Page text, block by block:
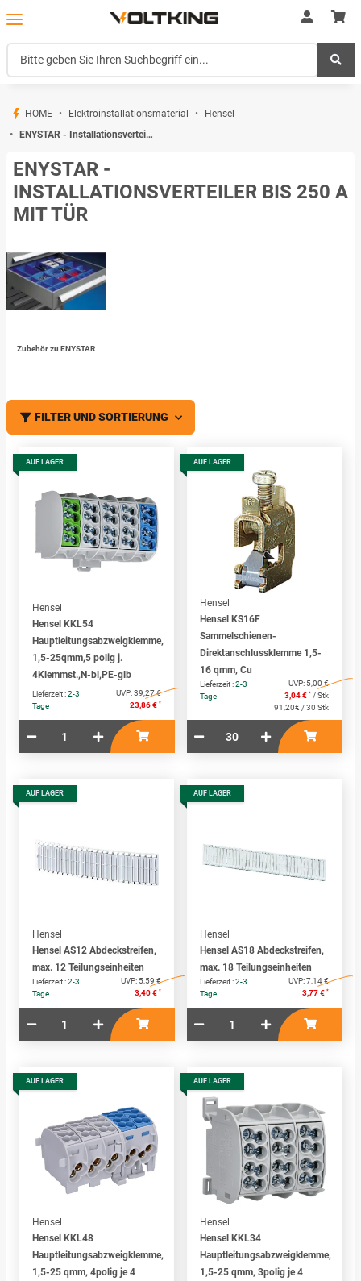
HOME Elektroinstallationsmaterial
Hensel
ENYSTAR - Installationsverteiler bis 250 A mit Tür
ENYSTAR -
INSTALLATIONSVERTEILER BIS 250 A
MIT TÜR
Zubehör zu ENYSTAR
FILTER UND SORTIERUNG
AUF LAGER
Hensel
Hensel KKL54
Hauptleitungsabzweigklemme,
1,5-25qmm,5 polig j.
4Klemmst.,N-bl,PE-glb
Lieferzeit :2-3
Tage
UVP:39,27 €
23,86 € *
AUF LAGER
Hensel
Hensel KS16F
Sammelschienen-
Direktanschlussklemme 1,5-
16 qmm, Cu
Lieferzeit :2-3
Tage
UVP: 5,00 €
3,04 € * / Stk
91,20€ / 30 Stk
AUF LAGER
Hensel
Hensel AS12 Abdeckstreifen,
max. 12 Teilungseinheiten
Lieferzeit :2-3
Tage
UVP: 5,59 €
3,40 € *
AUF LAGER
Hensel
Hensel AS18 Abdeckstreifen,
max. 18 Teilungseinheiten
Lieferzeit :2-3
Tage
UVP:7,14 €
3,77 € *
AUF LAGER
Hensel
Hensel KKL48
Hauptleitungsabzweigklemme,
1,5-25 qmm, 4polig je 4
AUF LAGER
Hensel
Hensel KKL34
Hauptleitungsabzweigklemme,
1,5-25 qmm, 3polig je 4